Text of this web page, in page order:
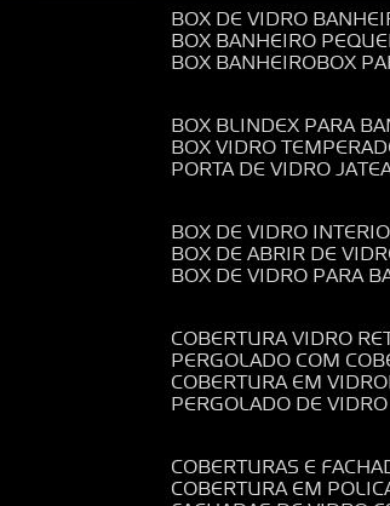
BOX DE VIDRO
BOX BANHEIRO
BOX BANHEIRO BOX
BOX BLINDEX PARA
BOX VIDRO
PORTA DE VIDRO
BOX DE VIDRO
BOX DE ABRIR DE
BOX DE VIDRO PARA
COBERTURA VIDRO
PERGOLADO COM
COBERTURA EM VIDRO
PERGOLADO DE VIDRO
COBERTURAS E
COBERTURA EM